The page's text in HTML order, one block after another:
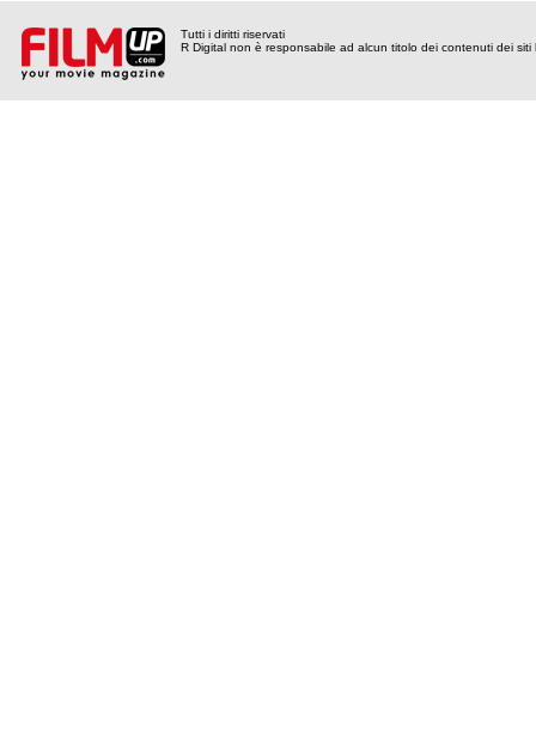
Tutti i diritti riservati
R Digital non è responsabile ad alcun titolo dei contenuti dei siti